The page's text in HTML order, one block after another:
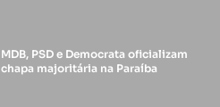
MDB, PSD e Democrata oficializam
chapa majoritária na Paraíba